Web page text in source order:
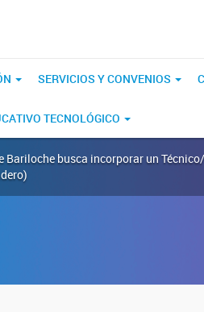
SERVICIOS Y CONVENIOS
TECNOLÓGICO
Bariloche busca incorporar un